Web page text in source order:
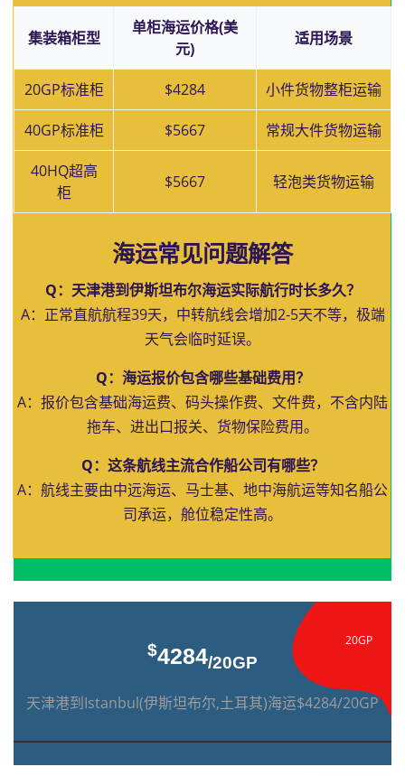
集装箱柜型
单柜海运价格(美
元)
适用场景
20GP标准柜 $4284 小件货物整柜运输
40GP标准柜 $5667 常规大件货物运输
40HQ超高
柜
$5667 轻泡类货物运输
海运常见问题解答
Q：天津港到伊斯坦布尔海运实际航行时长多久？
A：正常直航航程39天，中转航线会增加2-5天不等，极端
天气会临时延误。
Q：海运报价包含哪些基础费用？
A：报价包含基础海运费、码头操作费、文件费，不含内陆
拖车、进出口报关、货物保险费用。
Q：这条航线主流合作船公司有哪些？
A：航线主要由中远海运、马士基、地中海航运等知名船公
司承运，舱位稳定性高。
20GP
$4284/20GP
天津港到Istanbul(伊斯坦布尔,土耳其)海运$4284/20GP